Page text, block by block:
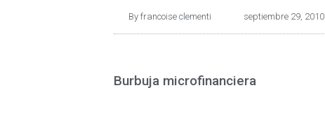
By francoise clementi septiembre 29, 2010
Burbuja microfinanciera